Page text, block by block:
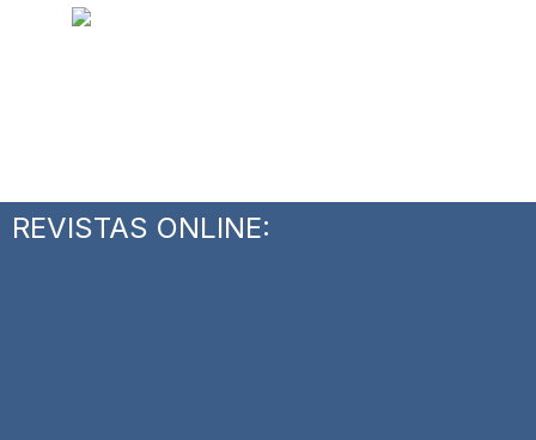
REVISTAS ONLINE: